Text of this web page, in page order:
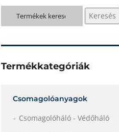
Keresés
a
Keresés
Termékkategóriák
Csomagolóanyagok
Csomagolóháló - Védőháló